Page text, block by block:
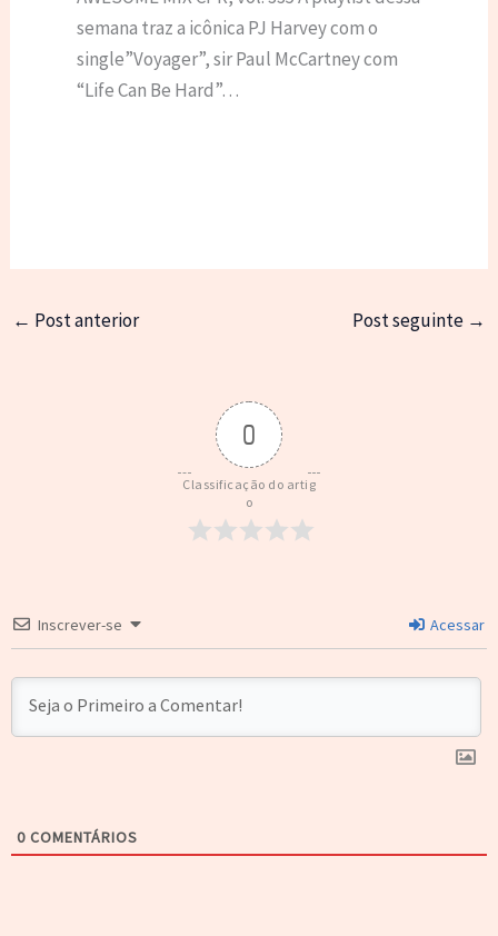
semana traz a icônica PJ Harvey com o
single”Voyager”, sir Paul McCartney com
“Life Can Be Hard”…
← Post anterior Post seguinte →
0
Classificação do artig
o
Inscrever-se Acessar
0 COMENTÁRIOS